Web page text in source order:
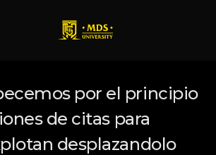
por el principio
de citas para
desplazandolo